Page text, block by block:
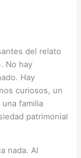
del relato
No hay
Hay
curiosos, un
familia
patrimonial
nada. Al